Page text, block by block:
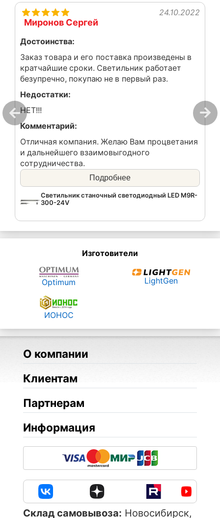
24.10.2022
Миронов Сергей
Достоинства:
Заказ товара и его поставка произведены в
кратчайшие сроки. Светильник работает
безупречно, покупаю не в первый раз.
Недостатки:
НЕТ!!!
Комментарий:
Отличная компания. Желаю Вам процветания
и дальнейшего взаимовыгодного
сотрудничества.
Для установки на токарный обрабатываюший
центр.
Подробнее
Светильник станочный светодиодный LED M9R-
300-24V
Изготовители
Optimum LightGen
ИОНОС
О компании
Клиентам
Партнерам
Информация
Cклад самовывоза: Новосибирск,